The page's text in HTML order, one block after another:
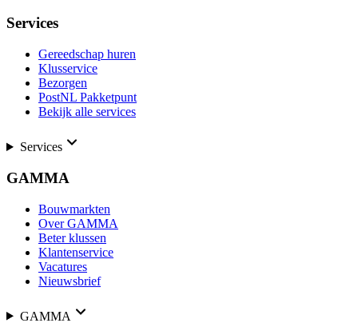
Services
Gereedschap huren
Klusservice
Bezorgen
PostNL Pakketpunt
Bekijk alle services
Services
GAMMA
Bouwmarkten
Over GAMMA
Beter klussen
Klantenservice
Vacatures
Nieuwsbrief
GAMMA